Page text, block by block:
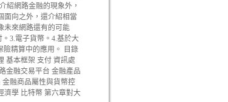
紹網路金融的現象外，
面向之外，還介紹相當
未來網路還有的可能
3.電子貨幣。4.基於大
險精算中的應用。 目錄
基本框架 支付 資訊處
金融交易平台 金融產品
融商品屬性與貨幣控
濟學 比特幣 第六章對大